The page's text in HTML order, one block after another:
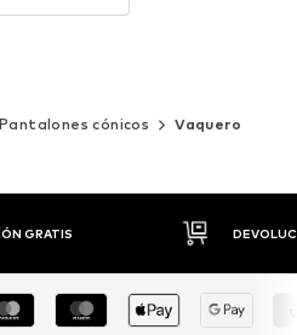
Pantalones cónicos Vaquero
30 DÍAS